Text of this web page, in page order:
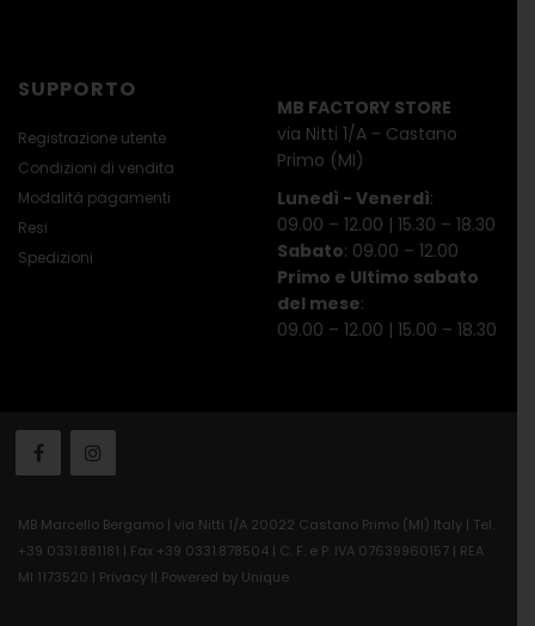
SUPPORTO
Registrazione utente
Condizioni di vendita
Modalità pagamenti
Resi
Spedizioni
MB FACTORY STORE
via Nitti 1/A - Castano
Primo (MI)
Lunedì - Venerdì:
09.00 – 12.00 | 15.30 – 18.30
Sabato: 09.00 – 12.00
Primo e Ultimo sabato
del mese:
09.00 – 12.00 | 15.00 – 18.30
MB Marcello Bergamo | via Nitti 1/A 20022 Castano Primo (MI) Italy | Tel.
+39 0331.881181 | Fax +39 0331.878504 | C. F. e P. IVA 07639960157 | REA
MI 1173520 | Privacy || Powered by Unique